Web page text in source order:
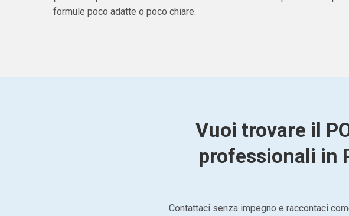
formule poco adatte o poco chiare.
Vuoi trovare il
professionali in
Contattaci senza impegno e raccontaci